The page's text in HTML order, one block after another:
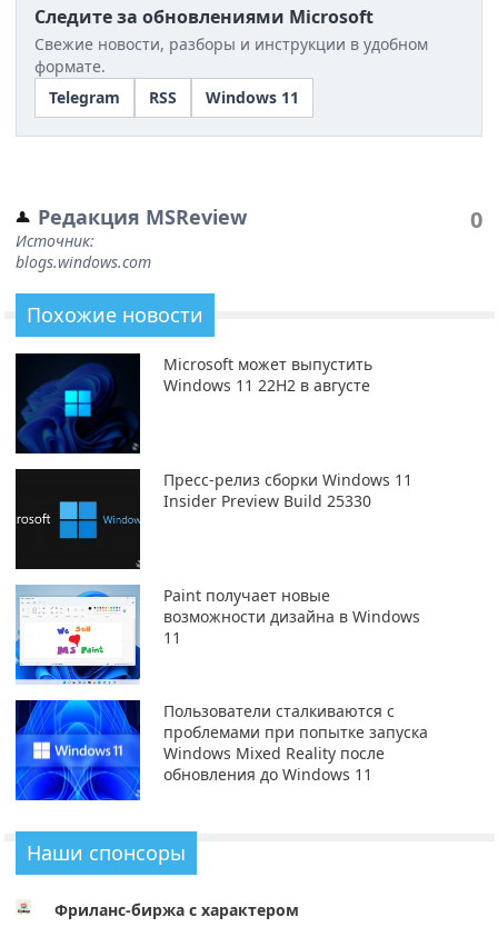
Следите за обновлениями Microsoft
Свежие новости, разборы и инструкции в удобном
формате.
Telegram
RSS Windows 11
Редакция MSReview
Источник:
blogs.windows.com
0
Похожие новости
Microsoft может выпустить
Windows 11 22H2 в августе
Пресс-релиз сборки Windows 11
Insider Preview Build 25330
Paint получает новые
возможности дизайна в Windows
11
Пользователи сталкиваются с
проблемами при попытке запуска
Windows Mixed Reality после
обновления до Windows 11
Наши спонсоры
Фриланс-биржа с характером